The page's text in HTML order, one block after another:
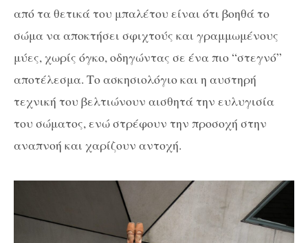
από τα θετικά του μπαλέτου είναι ότι βοηθά το
σώμα να αποκτήσει σφιχτούς και γραμμωμένους
μύες, χωρίς όγκο, οδηγώντας σε ένα πιο “στεγνό”
αποτέλεσμα. Το ασκησιολόγιο και η αυστηρή
τεχνική του βελτιώνουν αισθητά την ευλυγισία
του σώματος, ενώ στρέφουν την προσοχή στην
αναπνοή και χαρίζουν αντοχή.